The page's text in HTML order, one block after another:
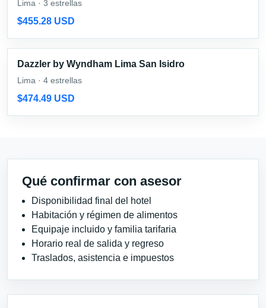
Lima · 3 estrellas
$455.28 USD
Dazzler by Wyndham Lima San Isidro
Lima · 4 estrellas
$474.49 USD
Qué confirmar con asesor
Disponibilidad final del hotel
Habitación y régimen de alimentos
Equipaje incluido y familia tarifaria
Horario real de salida y regreso
Traslados, asistencia e impuestos